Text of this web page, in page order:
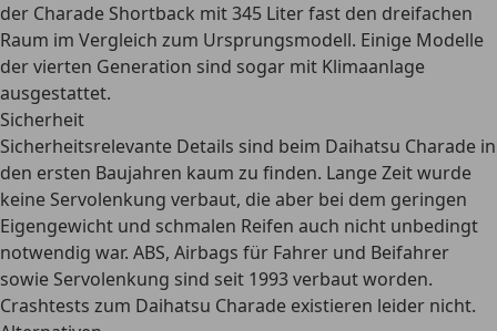
der Charade Shortback mit 345 Liter fast den dreifachen
Raum im Vergleich zum Ursprungsmodell. Einige Modelle
dervierten Generation sind sogar mit Klimaanlage
ausgestattet.
Sicherheit
Sicherheitsrelevante Details sind beim Daihatsu Charade in
den ersten Baujahren kaum zu finden. Lange Zeit wurde
keine Servolenkung verbaut, die aber bei dem geringen
Eigengewicht und schmalen Reifen auch nicht unbedingt
notwendig war. ABS, Airbags für Fahrer und Beifahrer
sowie Servolenkung sind seit 1993 verbaut worden.
Crashtests zum Daihatsu Charade existieren leider nicht.